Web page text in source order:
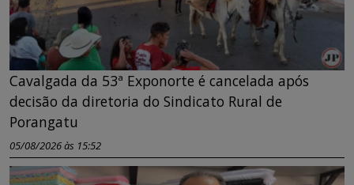
Cavalgada da 53ª Exponorte é cancelada após
decisão da diretoria do Sindicato Rural de
Porangatu
05/08/2026 às 15:52